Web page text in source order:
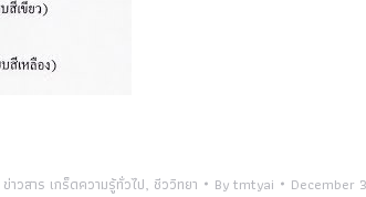
ข่าวสาร เกร็ดความรู้ทั่วไป, ชีววิทยา Bytmtyai December